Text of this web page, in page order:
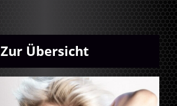
Zur Übersicht